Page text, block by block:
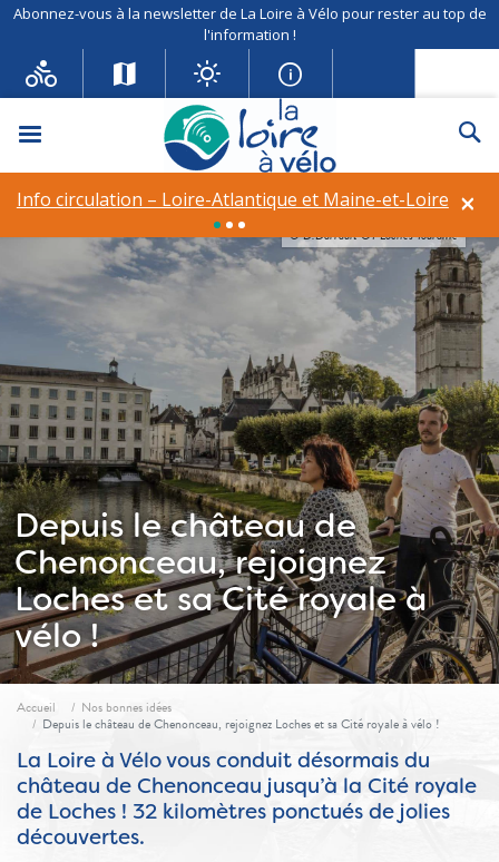
Abonnez-vous à la newsletter de La Loire à Vélo pour rester au top de
l'information !
Menu
×
Info circulation – Loire-Atlantique et Maine-et-Loire
Depuis le château de
Chenonceau, rejoignez
Loches et sa Cité royale à
vélo !
© D.Darrault OT Loches Touraine
Fil d'ariane
Accueil
Nos bonnes idées
Depuis le château de Chenonceau, rejoignez Loches et sa Cité royale à vélo !
La Loire à Vélo vous conduit désormais du
château de Chenonceau jusqu’à la Cité royale
de Loches ! 32 kilomètres ponctués de jolies
découvertes.